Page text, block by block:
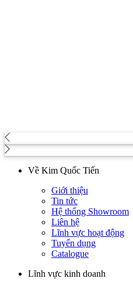
Về Kim Quốc Tiến
Giới thiệu
Tin tức
Hệ thống Showroom
Liên hệ
Lĩnh vực hoạt động
Tuyển dụng
Catalogue
Lĩnh vực kinh doanh